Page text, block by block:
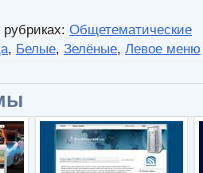
Общетематические
, Белые, Зелёные, Левое меню